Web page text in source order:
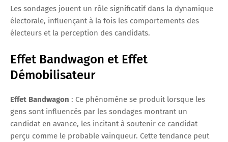
Les sondages jouent un rôle significatif dans la dynamique
électorale, influençant à la fois les comportements des
électeurs et la perception des candidats.
Effet Bandwagon et Effet
Démobilisateur
Effet Bandwagon : Ce phénomène se produit lorsque les
gens sont influencés par les sondages montrant un
candidat en avance, les incitant à soutenir ce candidat
perçu comme le probable vainqueur. Cette tendance peut